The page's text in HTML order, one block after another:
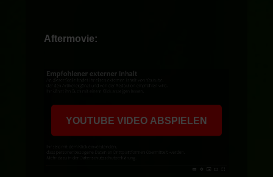
Aftermovie:
YOUTUBE VIDEO ABSPIELEN